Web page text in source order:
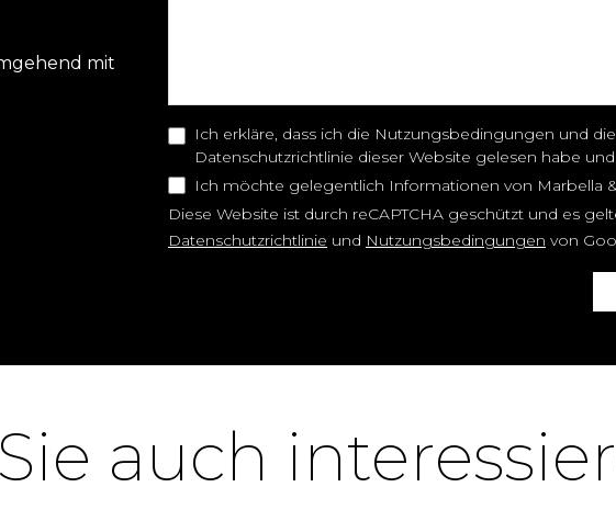
mit
Ich erkläre, dass ich die Nutzungsbedingungen und die
Datenschutzrichtlinie dieser Website gelesen habe
Ich möchte gelegentlich Informationen von Marbella
Diese Website ist durch reCAPTCHA geschützt und es
Datenschutzrichtlinie und Nutzungsbedingungen von
auch